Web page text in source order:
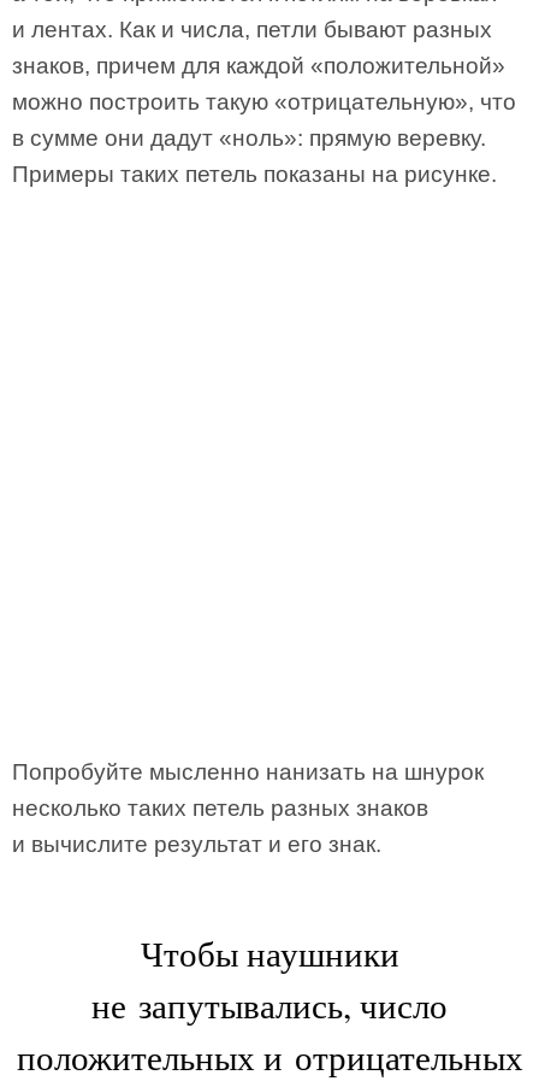
и лентах. Как и числа, петли бывают разных
знаков, причем для каждой «положительной»
можно построить такую «отрицательную», что
в сумме они дадут «ноль»: прямую веревку.
Примеры таких петель показаны на рисунке.
Попробуйте мысленно нанизать на шнурок
несколько таких петель разных знаков
и вычислите результат и его знак.
Чтобы наушники
не запутывались, число
положительных и отрицательных